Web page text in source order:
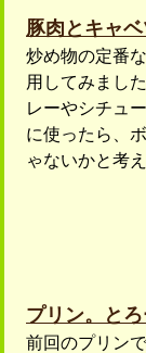
豚肉とキャ
炒め物の定番
用してみまし
レーやシチュ
に使ったら、
ゃないかと考
プリン。と
前回のプリン